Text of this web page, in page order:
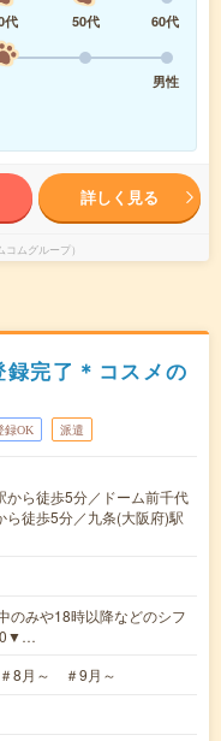
代 50代
60代
男性
詳しく見る
ムグループ）
録完了＊コスメの
録OK 派遣
から徒歩5分／ドーム前千代
徒歩5分／九条(大阪府)駅
のみや18時以降などのシフ
8月～ ＃9月～